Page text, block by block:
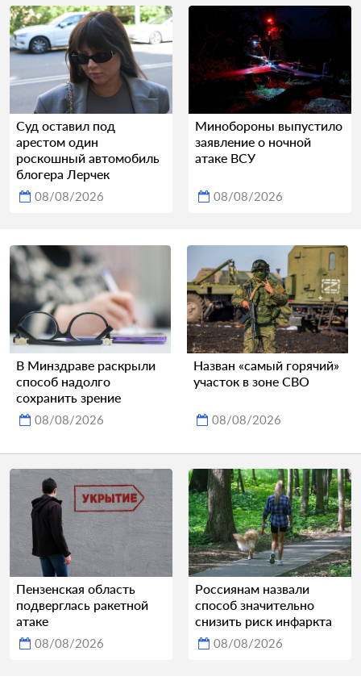
Суд оставил под
арестом один
роскошный автомобиль
блогера Лерчек
08/08/2026
Минобороны выпустило
заявление о ночной
атаке ВСУ
08/08/2026
В Минздраве раскрыли
способ надолго
сохранить зрение
08/08/2026
Назван «самый горячий»
участок в зоне СВО
08/08/2026
Пензенская область
подверглась ракетной
атаке
08/08/2026
Россиянам назвали
способ значительно
снизить риск инфаркта
08/08/2026